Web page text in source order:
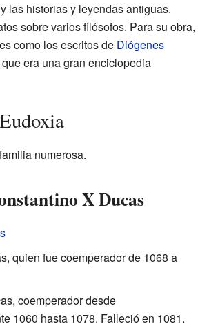
las historias y leyendas antiguas.
sobre varios filósofos. Para su obra,
como los escritos de Diógenes
que era una gran enciclopedia
numerosa.
X Ducas
quien fue coemperador de 1068 a
coemperador desde
1060 hasta 1078. Falleció en 1081.